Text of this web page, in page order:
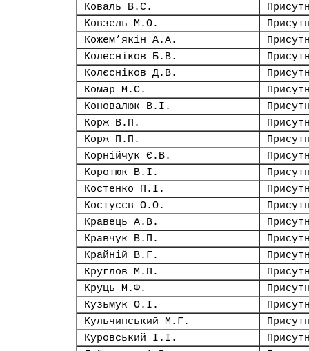
Коваль В.С.
Ковзель М.О.
Кожем’якін А.А.
Колесніков Б.В.
Колєсніков Д.В.
Комар М.С.
Коновалюк В.І.
Корж В.П.
Корж П.П.
Корнійчук Є.В.
Коротюк В.І.
Костенко П.І.
Костусєв О.О.
Кравець А.В.
Кравчук В.П.
Крайній В.Г.
Круглов М.П.
Круць М.Ф.
Кузьмук О.І.
Кульчинський М.Г.
Куровський І.І.